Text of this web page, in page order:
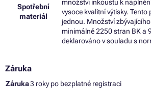
Spotřební
materiál
množství inkoustu k
vysoce kvalitní výtisky.
jednou. Množství
minimálně 2250 stran BK a
deklarováno v souladu s
Záruka
Záruka3 roky po bezplatné registraci